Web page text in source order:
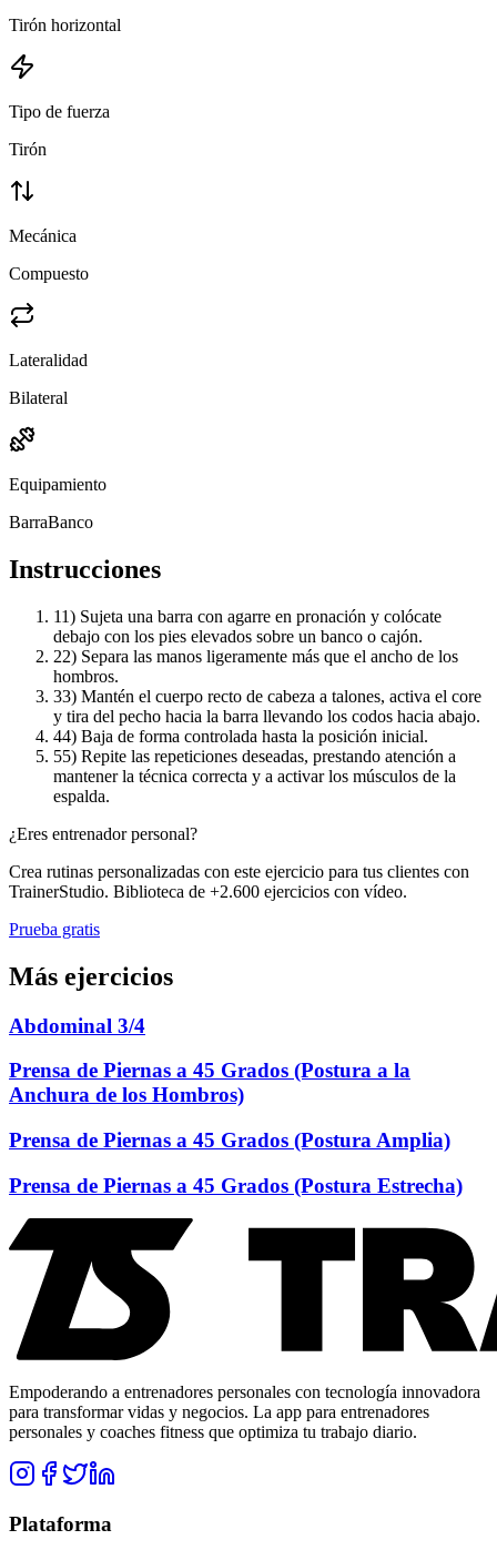
Tirón horizontal
Tipo de fuerza
Tirón
Mecánica
Compuesto
Lateralidad
Bilateral
Equipamiento
BarraBanco
Instrucciones
11) Sujeta una barra con agarre en pronación y colócate
debajo con los pies elevados sobre un banco o cajón.
22) Separa las manos ligeramente más que el ancho de los
hombros.
33) Mantén el cuerpo recto de cabeza a talones, activa el core
y tira del pecho hacia la barra llevando los codos hacia abajo.
44) Baja de forma controlada hasta la posición inicial.
55) Repite las repeticiones deseadas, prestando atención a
mantener la técnica correcta y a activar los músculos de la
espalda.
¿Eres entrenador personal?
Crea rutinas personalizadas con este ejercicio para tus clientes con
TrainerStudio. Biblioteca de +2.600 ejercicios con vídeo.
Prueba gratis
Más ejercicios
Abdominal 3/4
Prensa de Piernas a 45 Grados (Postura a la
Anchura de los Hombros)
Prensa de Piernas a 45 Grados (Postura Amplia)
Prensa de Piernas a 45 Grados (Postura Estrecha)
Empoderando a entrenadores personales con tecnología innovadora
para transformar vidas y negocios. La app para entrenadores
personales y coaches fitness que optimiza tu trabajo diario.
Plataforma